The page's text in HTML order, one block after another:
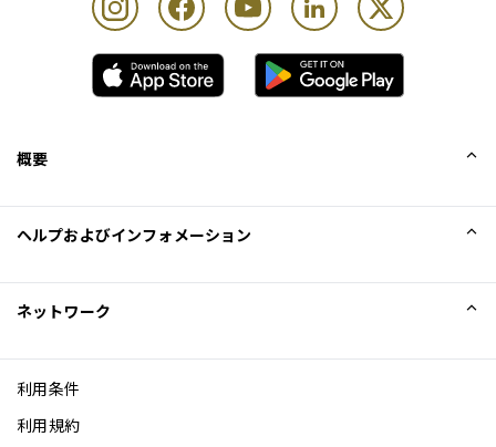
概要
Excellence Awards
ブログ
ヘルプおよびインフォメーション
ネットワーク
利用条件
利用規約